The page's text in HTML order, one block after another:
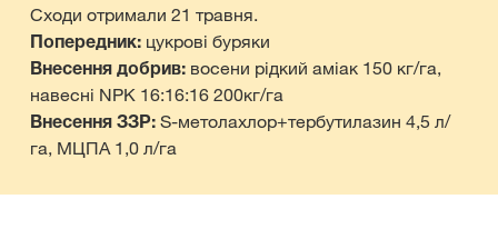
Сходи отримали 21 травня.
Попередник: цукрові буряки
Внесення добрив: восени рідкий аміак 150 кг/га,
навесні NPK 16:16:16 200кг/га
Внесення ЗЗР: S-метолахлор+тербутилазин 4,5 л/
га, МЦПА 1,0 л/га